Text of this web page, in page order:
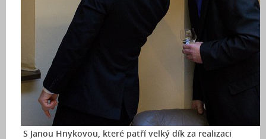
S Janou Hnykovou, které patří velký dík za realizaci